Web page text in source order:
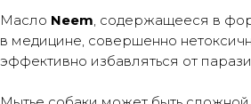
Масло Neem, содержащееся в
в медицине, совершенно
эффективно избавляться от